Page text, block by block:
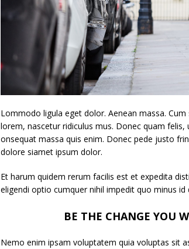
Lommodo ligula eget dolor. Aenean massa.
lorem, nascetur ridiculus mus. Donec quam
onsequat massa quis enim. Donec pede justo
dolore siamet ipsum dolor.
Et harum quidem rerum facilis est et expedita
eligendi optio cumquer nihil impedit quo minus
BE THE CHANGE YOU
Nemo enim ipsam voluptatem quia voluptas sit